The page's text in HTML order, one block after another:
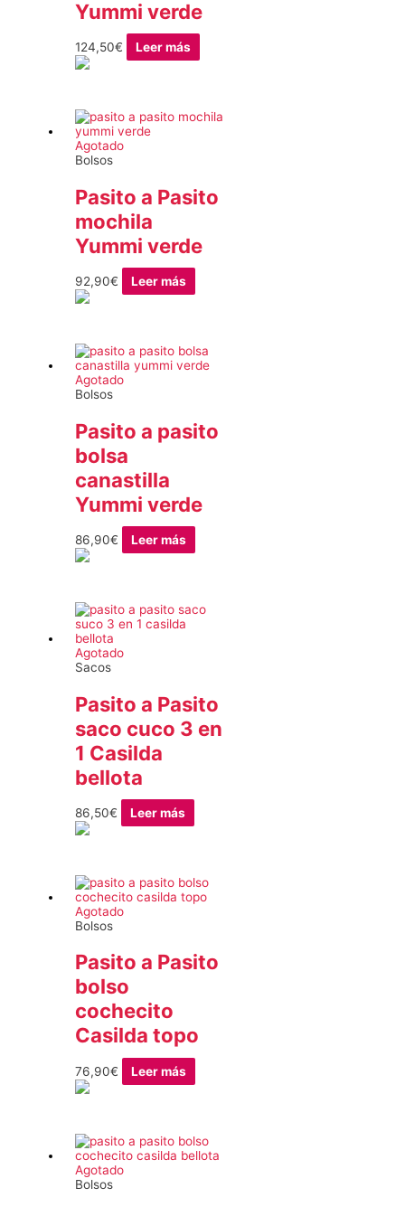
Yummi verde
124,50€ Leer más
Agotado
Bolsos
Pasito a Pasito
mochila
Yummi verde
92,90€ Leer más
Agotado
Bolsos
Pasito a pasito
bolsa
canastilla
Yummi verde
86,90€ Leer más
Agotado
Sacos
Pasito a Pasito
saco cuco 3 en
1 Casilda
bellota
86,50€ Leer más
Agotado
Bolsos
Pasito a Pasito
bolso
cochecito
Casilda topo
76,90€ Leer más
Agotado
Bolsos